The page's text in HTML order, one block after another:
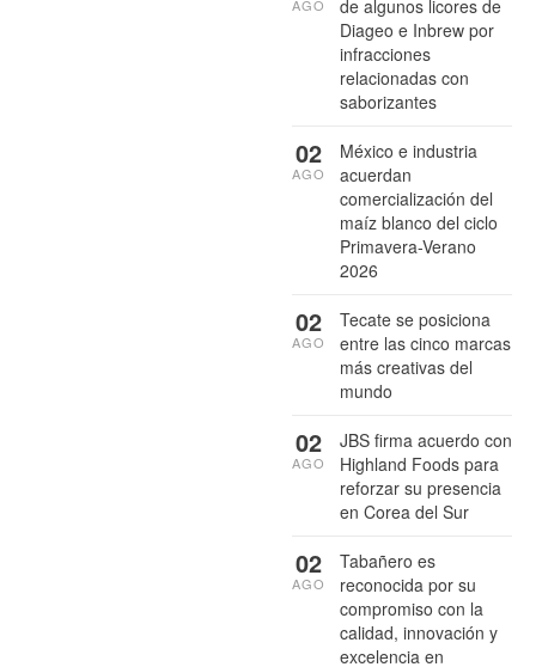
de algunos licores de
Diageo e Inbrew por
infracciones
relacionadas con
saborizantes
AGO
México e industria
acuerdan
comercialización del
maíz blanco del ciclo
Primavera-Verano
2026
02
AGO
Tecate se posiciona
entre las cinco marcas
más creativas del
mundo
02
AGO
JBS firma acuerdo con
Highland Foods para
reforzar su presencia
en Corea del Sur
02
AGO
Tabañero es
reconocida por su
compromiso con la
calidad, innovación y
excelencia en
02
AGO